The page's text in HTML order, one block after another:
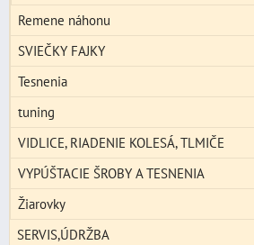
Remene náhonu
SVIEČKY FAJKY
Tesnenia
tuning
VIDLICE, RIADENIE KOLESÁ, TLMIČE
VYPÚŠTACIE ŠROBY A TESNENIA
Žiarovky
SERVIS,ÚDRŽBA